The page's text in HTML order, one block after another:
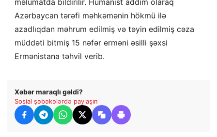
Azərbaycan tərəfi məhkəmənin hökmü ilə
azadlıqdan məhrum edilmiş və təyin edilmiş cəza
müddəti bitmiş 15 nəfər erməni əsilli şəxsi
Ermənistana təhvil verib.
Xəbər maraqlı gəldi?
Sosial şəbəkələrdə paylaşın